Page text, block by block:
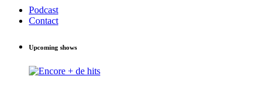
Podcast
Contact
Upcoming shows